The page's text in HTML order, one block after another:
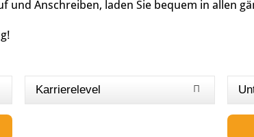
und Anschreiben, laden Sie bequem in allen
Karrierelevel